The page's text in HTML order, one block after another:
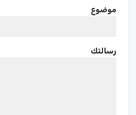
موضوع
رسالتك